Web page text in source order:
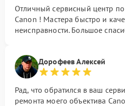
Отличный сервисный центр
Canon ! Мастера быстро и
неисправности. Большое
Дорофеев Алексей
Рад, что обратился в ваш
ремонта моего объектива